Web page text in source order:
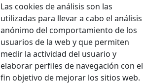
Las cookies de análisis son las
utilizadas para llevar a cabo el análisis
anónimo del comportamiento de los
usuarios de la web y que permiten
medir la actividad del usuario y
elaborar perfiles de navegación con el
fin objetivo de mejorar los sitios web.